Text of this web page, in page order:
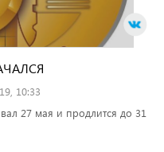
10:33
27 мая и продлится до 31